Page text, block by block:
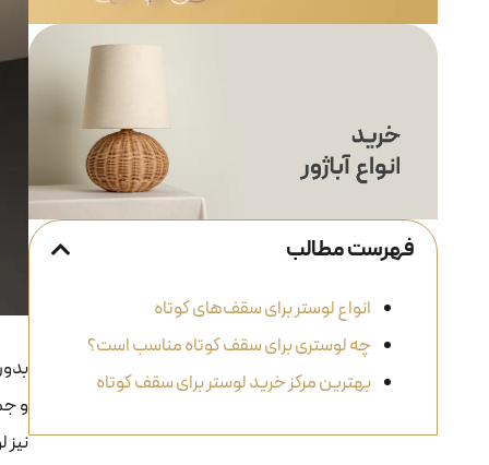
فهرست مطالب
انواع لوستر برای سقف‌های کوتاه
چه لوستری برای سقف کوتاه مناسب است؟
بهترین مرکز خرید لوستر برای سقف کوتاه
و